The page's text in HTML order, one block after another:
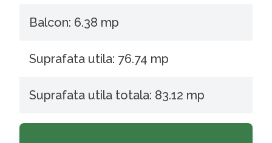
Balcon: 6.38 mp
Suprafata utila: 76.74 mp
Suprafata utila totala: 83.12 mp